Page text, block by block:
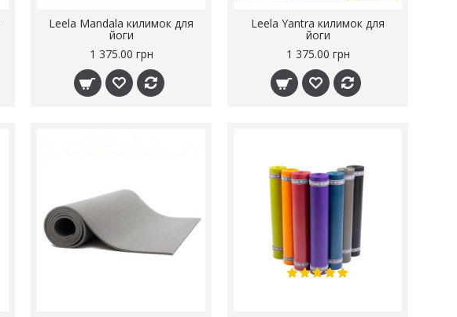
Leela Mandala килимок для
йоги
1 375.00 грн
Leela Yantra килимок для
йоги
1 375.00 грн